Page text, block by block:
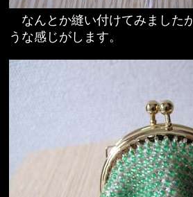
なんとか縫い付けてみました
うな感じがします。